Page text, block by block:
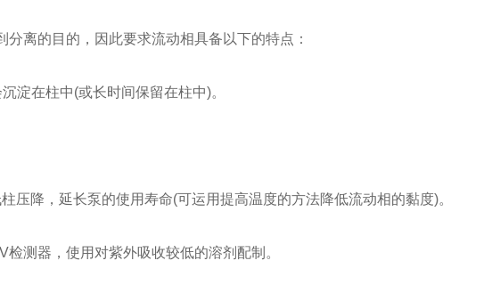
离的目的，因此要求流动相具备以下的特点：
在柱中(或长时间保留在柱中)。
降，延长泵的使用寿命(可运用提高温度的方法降低流动相的黏度)。
测器，使用对紫外吸收较低的溶剂配制。